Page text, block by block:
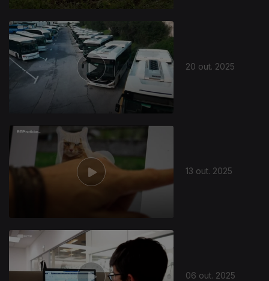
20 out. 2025
13 out. 2025
06 out. 2025